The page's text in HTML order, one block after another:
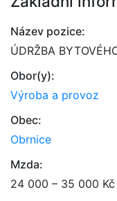
Název pozice:
ÚDRŽBA
Obor(y):
Výroba a provoz
Obec:
Obrnice
Mzda:
24 000 – 35 000 Kč